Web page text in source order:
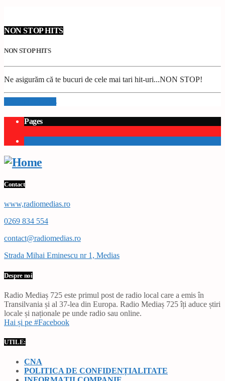
NON STOP HITS
NON STOP HITS
Ne asigurăm că te bucuri de cele mai tari hit-uri...NON STOP!
Info and episodes
Pages
Contact
www,radiomedias.ro
0269 834 554
contact@radiomedias.ro
Strada Mihai Eminescu nr 1, Medias
Despre noi
Radio Mediaș 725 este primul post de radio local care a emis în
Transilvania și al 37-lea din Europa. Radio Mediaș 725 îți aduce știri
locale și naționale pe unde radio sau online.
Hai și pe #Facebook
UTILE:
CNA
POLITICA DE CONFIDENȚIALITATE